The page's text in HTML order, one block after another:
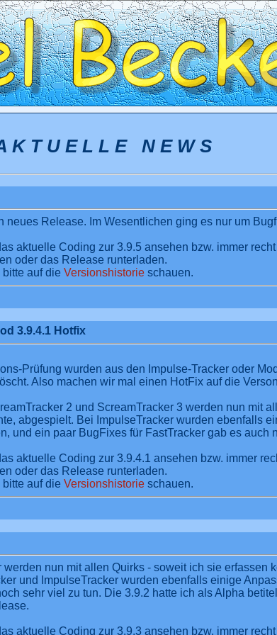
K T U E L L E N E W S
neues Release. Im Wesentlichen ging es nur um
aktuelle Coding zur 3.9.5 ansehen bzw. immer recht
oder das Release runterladen.
auf die Versionshistorieschauen.
3.9.4.1 Hotfix
Prüfung wurden aus den Impulse-Tracker oder
Also machen wir mal einen HotFix auf die
2 und ScreamTracker 3 werden nun mit
abgespielt. Bei ImpulseTracker wurden ebenfalls
und ein paar BugFixes für FastTracker gab es auch
aktuelle Coding zur 3.9.4.1 ansehen bzw. immer
oder das Release runterladen.
auf die Versionshistorieschauen.
werden nun mit allen Quirks - soweit ich sie erfassen
und ImpulseTracker wurden ebenfalls einige
sehr viel zu tun. Die 3.9.2 hatte ich als Alpha
aktuelle Coding zur 3.9.3 ansehen bzw. immer recht